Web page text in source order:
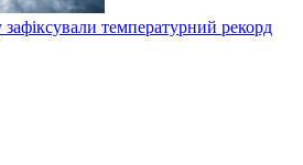
температурний рекорд